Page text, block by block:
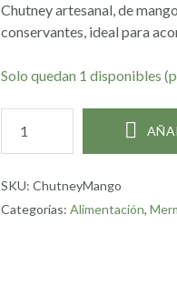
Chutney artesanal, de
conservantes, ideal para
Solo quedan 1 disponibles
artesano
cantidad
SKU: ChutneyMango
Categorías: Alimentación,